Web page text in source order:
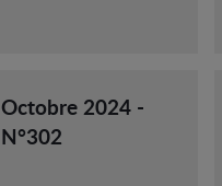
Octobre 2024 -
N°302